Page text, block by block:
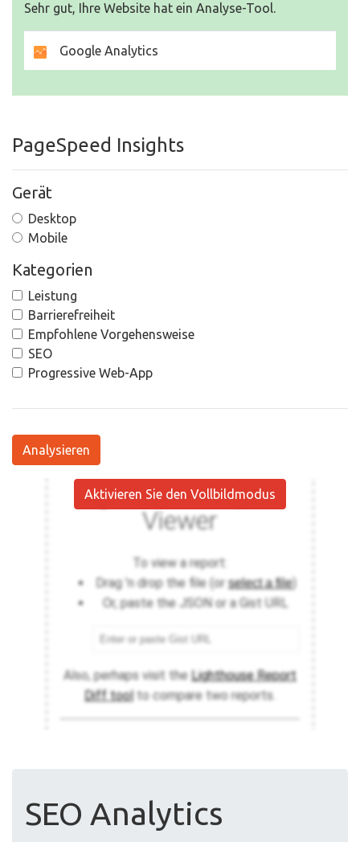
Sehr gut, Ihre Website hat ein Analyse-Tool.
Google Analytics
PageSpeed Insights
Gerät
Desktop
Mobile
Kategorien
Leistung
Barrierefreiheit
Empfohlene Vorgehensweise
SEO
Progressive Web-App
Analysieren
Aktivieren Sie den Vollbildmodus
SEO Analytics